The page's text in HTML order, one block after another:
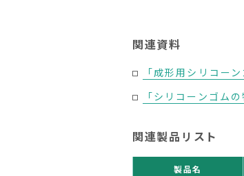
関連資料
「成形用シリコー
「シリコーンゴム
関連製品リスト
製品名